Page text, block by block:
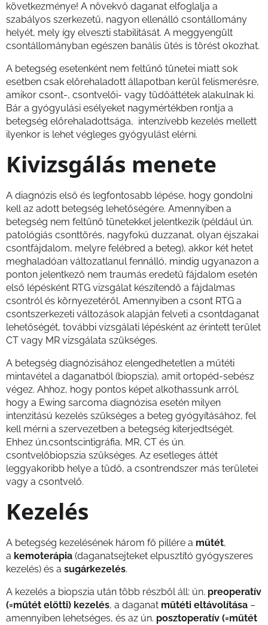
következménye! A növekvő daganat elfoglalja a
szabályos szerkezetű, nagyon ellenálló csontállomány
helyét, mely így elveszti stabilitását. A meggyengült
csontállományban egészen banális ütés is törést okozhat.
A betegség esetenként nem feltűnő tünetei miatt sok
esetben csak előrehaladott állapotban kerül felismerésre,
amikor csont-, csontvelői- vagy tüdőáttétek alakulnak ki.
Bár a gyógyulási esélyeket nagymértékben rontja a
betegség előrehaladottsága, intenzívebb kezelés mellett
ilyenkor is lehet végleges gyógyulást elérni.
Kivizsgálás menete
A diagnózis első és legfontosabb lépése, hogy gondolni
kell az adott betegség lehetőségére. Amennyiben a
betegség nem feltűnő tünetekkel jelentkezik (például ún.
patológiás csonttörés, nagyfokú duzzanat, olyan éjszakai
csontfájdalom, melyre felébred a beteg), akkor két hetet
meghaladóan változatlanul fennálló, mindig ugyanazon a
ponton jelentkező nem traumás eredetű fájdalom esetén
első lépésként RTG vizsgálat készítendő a fájdalmas
csontról és környezetéről. Amennyiben a csont RTG a
csontszerkezeti változások alapján felveti a csontdaganat
lehetőségét, további vizsgálati lépésként az érintett terület
CT vagy MR vizsgálata szükséges.
A betegség diagnózisához elengedhetetlen a műtéti
mintavétel a daganatból (biopszia), amit ortopéd-sebész
végez. Ahhoz, hogy pontos képet alkothassunk arról,
hogy a Ewing sarcoma diagnózisa esetén milyen
intenzitású kezelés szükséges a beteg gyógyításához, fel
kell mérni a szervezetben a betegség kiterjedtségét.
Ehhez ún.csontscintigráfia, MR, CT és ún.
csontvelőbiopszia szükséges. Az esetleges áttét
leggyakoribb helye a tüdő, a csontrendszer más területei
vagy a csontvelő.
Kezelés
A betegség kezelésének három fő pillére a műtét,
a kemoterápia (daganatsejteket elpusztító gyógyszeres
kezelés) és a sugárkezelés.
A kezelés a biopszia után több részből áll: ún. preoperatív
(=műtét előtti) kezelés, a daganat műtéti eltávolítása –
amennyiben lehetséges, és az ún. posztoperatív (=műtét